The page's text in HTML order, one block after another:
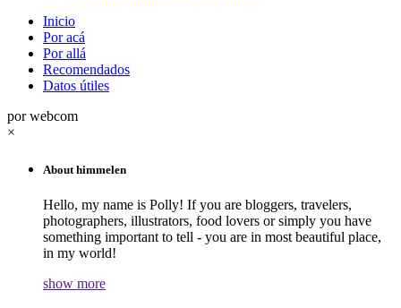
Inicio
Por acá
Por allá
Recomendados
Datos útiles
por webcom
×
About himmelen
Hello, my name is Polly! If you are bloggers, travelers,
photographers, illustrators, food lovers or simply you have
something important to tell - you are in most beautiful place,
in my world!
show more